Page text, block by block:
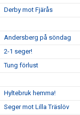
Derby mot Fjärås
Andersberg på söndag
2-1 seger!
Tung förlust
Hyltebruk hemma!
Seger mot Lilla Träslöv